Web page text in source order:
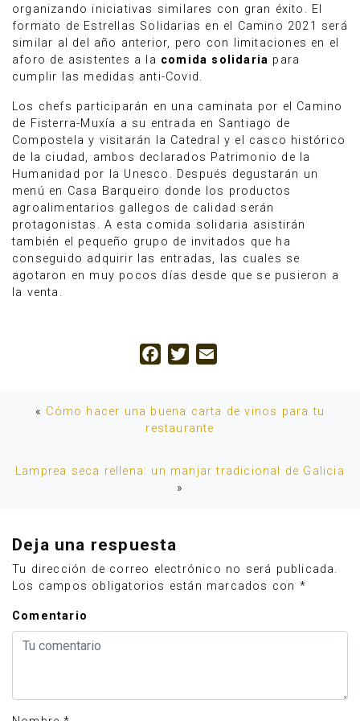
organizando iniciativas similares con gran éxito. El
formato de Estrellas Solidarias en el Camino 2021 será
similar al del año anterior, pero con limitaciones en el
aforo de asistentes a la comida solidaria para
cumplir las medidas anti-Covid.
Los chefs participarán en una caminata por el Camino
de Fisterra-Muxía a su entrada en Santiago de
Compostela y visitarán la Catedral y el casco histórico
de la ciudad, ambos declarados Patrimonio de la
Humanidad por la Unesco. Después degustarán un
menú en Casa Barqueiro donde los productos
agroalimentarios gallegos de calidad serán
protagonistas. A esta comida solidaria asistirán
también el pequeño grupo de invitados que ha
conseguido adquirir las entradas, las cuales se
agotaron en muy pocos días desde que se pusieron a
la venta.
Facebook
Twitter
« Cómo hacer una buena carta de vinos para tu
restaurante
Lamprea seca rellena: un manjar tradicional de Galicia
»
Deja una respuesta
Tu dirección de correo electrónico no será publicada.
Los campos obligatorios están marcados con *
Comentario